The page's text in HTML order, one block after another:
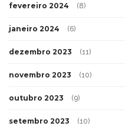
fevereiro 2024 (8)
janeiro 2024 (6)
dezembro 2023 (11)
novembro 2023 (10)
outubro 2023 (9)
setembro 2023 (10)